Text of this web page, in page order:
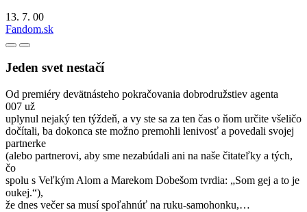
13. 7. 00
Fandom.sk
Jeden svet nestačí
Od premiéry devätnásteho pokračovania dobrodružstiev agenta
007 už
uplynul nejaký ten týždeň, a vy ste sa za ten čas o ňom určite všeličo
dočítali, ba dokonca ste možno premohli lenivosť a povedali svojej
partnerke
(alebo partnerovi, aby sme nezabúdali ani na naše čitateľky a tých,
čo
spolu s Veľkým Alom a Marekom Dobešom tvrdia: „Som gej a to je
oukej.“),
že dnes večer sa musí spoľahnúť na ruku-samohonku,…